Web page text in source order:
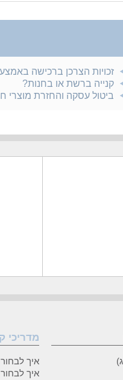
זכויות הצרכן ברכישה
קנייה ברשת או בחנות?
ביטול עסקה והחזרת מוצרי
מדריכי
איך
איך